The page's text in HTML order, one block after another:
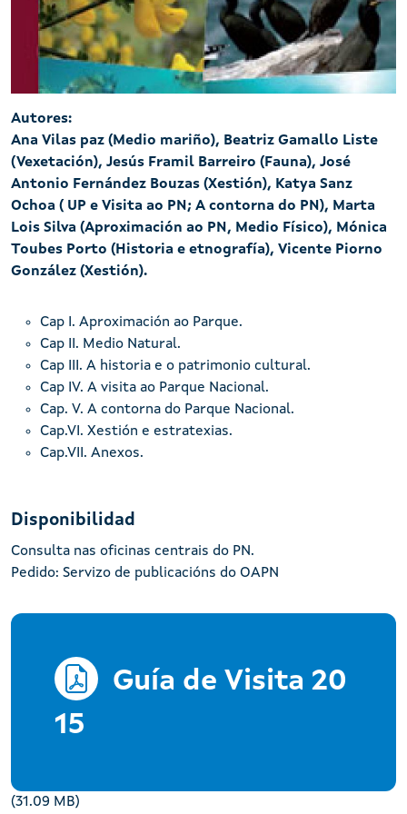
Autores:
Ana Vilas paz (Medio mariño), Beatriz Gamallo Liste
(Vexetación), Jesús Framil Barreiro (Fauna), José
Antonio Fernández Bouzas (Xestión), Katya Sanz
Ochoa ( UP e Visita ao PN; A contorna do PN), Marta
Lois Silva (Aproximación ao PN, Medio Físico), Mónica
Toubes Porto (Historia e etnografía), Vicente Piorno
González (Xestión).
Cap I. Aproximación ao Parque.
Cap II. Medio Natural.
Cap III. A historia e o patrimonio cultural.
Cap IV. A visita ao Parque Nacional.
Cap. V. A contorna do Parque Nacional.
Cap.VI. Xestión e estratexias.
Cap.VII. Anexos.
Disponibilidad
Consulta nas oficinas centrais do PN.
Pedido: Servizo de publicacións do OAPN
Guía de Visita 20
15
(31.09 MB)